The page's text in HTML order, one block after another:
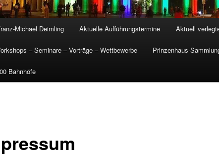
Michael Deimling Aktuelle Aufführungstermine Aktuell
– Seminare – Vorträge – Wettbewerbe Prinzenhaus-
Bahnhöfe